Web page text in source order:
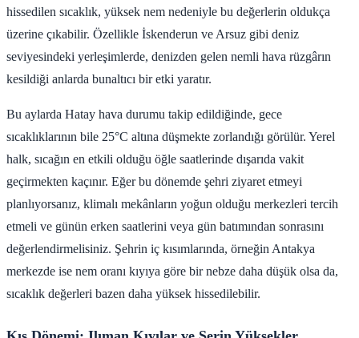
hissedilen sıcaklık, yüksek nem nedeniyle bu değerlerin oldukça
üzerine çıkabilir. Özellikle İskenderun ve Arsuz gibi deniz
seviyesindeki yerleşimlerde, denizden gelen nemli hava rüzgârın
kesildiği anlarda bunaltıcı bir etki yaratır.
Bu aylarda Hatay hava durumu takip edildiğinde, gece
sıcaklıklarının bile 25°C altına düşmekte zorlandığı görülür. Yerel
halk, sıcağın en etkili olduğu öğle saatlerinde dışarıda vakit
geçirmekten kaçınır. Eğer bu dönemde şehri ziyaret etmeyi
planlıyorsanız, klimalı mekânların yoğun olduğu merkezleri tercih
etmeli ve günün erken saatlerini veya gün batımından sonrasını
değerlendirmelisiniz. Şehrin iç kısımlarında, örneğin Antakya
merkezde ise nem oranı kıyıya göre bir nebze daha düşük olsa da,
sıcaklık değerleri bazen daha yüksek hissedilebilir.